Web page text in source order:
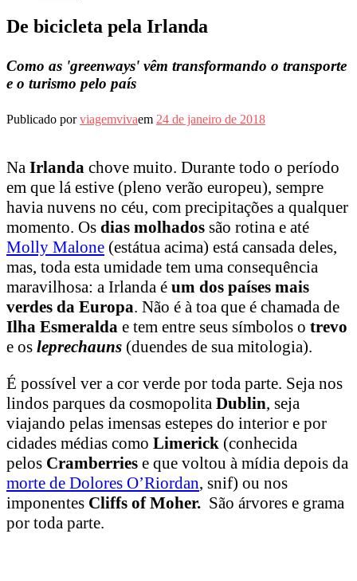
De bicicleta pela Irlanda
Como as 'greenways' vêm transformando o transporte
e o turismo pelo país
Publicado porviagemvivaem 24 de janeiro de 2018
Na Irlanda chove muito. Durante todo o período
em que lá estive (pleno verão europeu), sempre
havia nuvens no céu, com precipitações a qualquer
momento. Os dias molhados são rotina e até
Molly Malone (estátua acima) está cansada deles,
mas, toda esta umidade tem uma consequência
maravilhosa: a Irlanda é um dos países mais
verdes da Europa. Não é à toa que é chamada de
Ilha Esmeralda e tem entre seus símbolos o trevo
e os leprechauns (duendes de sua mitologia).
É possível ver a cor verde por toda parte. Seja nos
lindos parques da cosmopolita Dublin, seja
viajando pelas imensas estepes do interior e por
cidades médias como Limerick (conhecida
pelos Cramberries e que voltou à mídia depois da
morte de Dolores O’Riordan, snif) ou nos
imponentes Cliffs of Moher. São árvores e grama
por toda parte.